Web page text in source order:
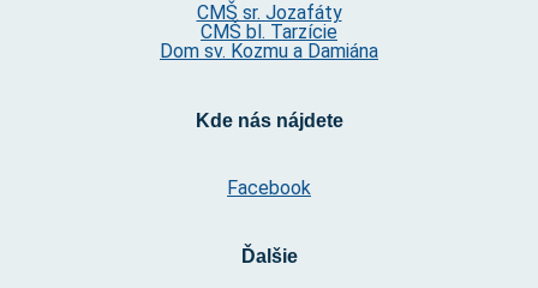
CMŠ sr. Jozafáty
CMŠ bl. Tarzície
Dom sv. Kozmu a Damiána
Kde nás nájdete
Facebook
Ďalšie